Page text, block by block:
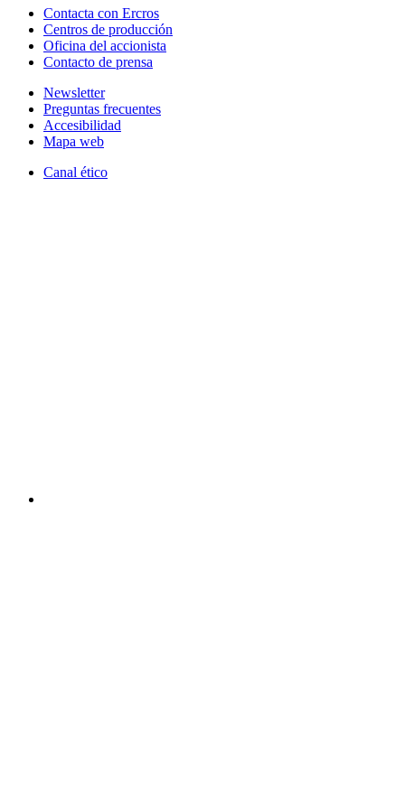
Contacta con Ercros
Centros de producción
Oficina del accionista
Contacto de prensa
Newsletter
Preguntas frecuentes
Accesibilidad
Mapa web
Canal ético